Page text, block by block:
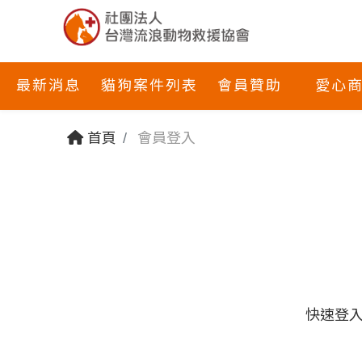
最新消息 貓狗案件列表 會員贊助 愛心
首頁 會員登入
快速登入